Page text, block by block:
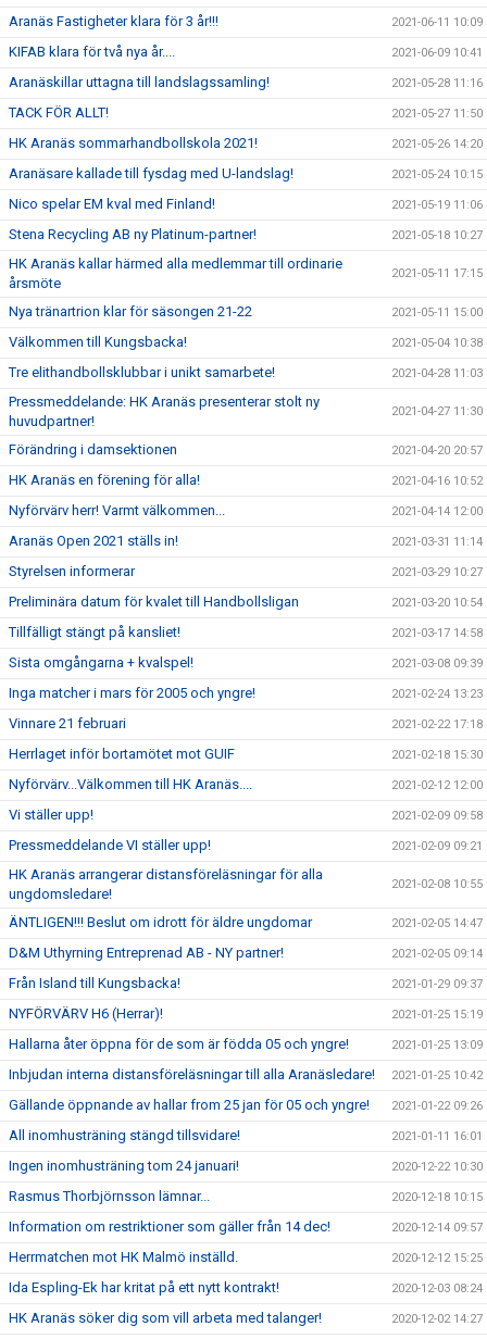
Aranäs Fastigheter klara för 3 år!!! 2021-06-11 10:09
KIFAB klara för två nya år.... 2021-06-09 10:41
Aranäskillar uttagna till landslagssamling! 2021-05-28 11:16
TACK FÖR ALLT! 2021-05-27 11:50
HK Aranäs sommarhandbollskola 2021! 2021-05-26 14:20
Aranäsare kallade till fysdag med U-landslag! 2021-05-24 10:15
Nico spelar EM kval med Finland! 2021-05-19 11:06
Stena Recycling AB ny Platinum-partner! 2021-05-18 10:27
HK Aranäs kallar härmed alla medlemmar till ordinarie
årsmöte
2021-05-11 17:15
Nya tränartrion klar för säsongen 21-22 2021-05-11 15:00
Välkommen till Kungsbacka! 2021-05-04 10:38
Tre elithandbollsklubbar i unikt samarbete! 2021-04-28 11:03
Pressmeddelande: HK Aranäs presenterar stolt ny
huvudpartner!
2021-04-27 11:30
Förändring i damsektionen 2021-04-20 20:57
HK Aranäs en förening för alla! 2021-04-16 10:52
Nyförvärv herr! Varmt välkommen... 2021-04-14 12:00
Aranäs Open 2021 ställs in! 2021-03-31 11:14
Styrelsen informerar 2021-03-29 10:27
Preliminära datum för kvalet till Handbollsligan 2021-03-20 10:54
Tillfälligt stängt på kansliet! 2021-03-17 14:58
Sista omgångarna + kvalspel! 2021-03-08 09:39
Inga matcher i mars för 2005 och yngre! 2021-02-24 13:23
Vinnare 21 februari 2021-02-22 17:18
Herrlaget inför bortamötet mot GUIF 2021-02-18 15:30
Nyförvärv...Välkommen till HK Aranäs.... 2021-02-12 12:00
Vi ställer upp! 2021-02-09 09:58
Pressmeddelande VI ställer upp! 2021-02-09 09:21
HK Aranäs arrangerar distansföreläsningar för alla
ungdomsledare!
2021-02-08 10:55
ÄNTLIGEN!!! Beslut om idrott för äldre ungdomar 2021-02-05 14:47
D&M Uthyrning Entreprenad AB - NY partner! 2021-02-05 09:14
Från Island till Kungsbacka! 2021-01-29 09:37
NYFÖRVÄRV H6 (Herrar)! 2021-01-25 15:19
Hallarna åter öppna för de som är födda 05 och yngre! 2021-01-25 13:09
Inbjudan interna distansföreläsningar till alla Aranäsledare! 2021-01-25 10:42
Gällande öppnande av hallar from 25 jan för 05 och yngre! 2021-01-22 09:26
All inomhusträning stängd tillsvidare! 2021-01-11 16:01
Ingen inomhusträning tom 24 januari! 2020-12-22 10:30
Rasmus Thorbjörnsson lämnar... 2020-12-18 10:15
Information om restriktioner som gäller från 14 dec! 2020-12-14 09:57
Herrmatchen mot HK Malmö inställd. 2020-12-12 15:25
Ida Espling-Ek har kritat på ett nytt kontrakt! 2020-12-03 08:24
HK Aranäs söker dig som vill arbeta med talanger! 2020-12-02 14:27